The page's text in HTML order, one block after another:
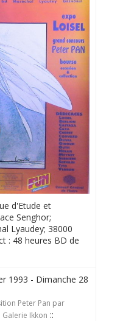
d'Etude et
Senghor;
Lyaudey; 38000
: 48 heures BD de
1993 - Dimanche 28
Peter Pan par
Galerie Ikkon ::